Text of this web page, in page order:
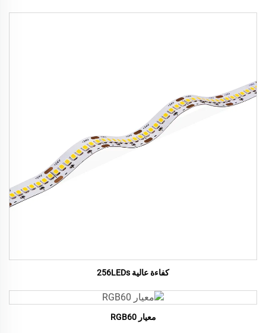
كفاءة عالية 256LEDs
معيار RGB60